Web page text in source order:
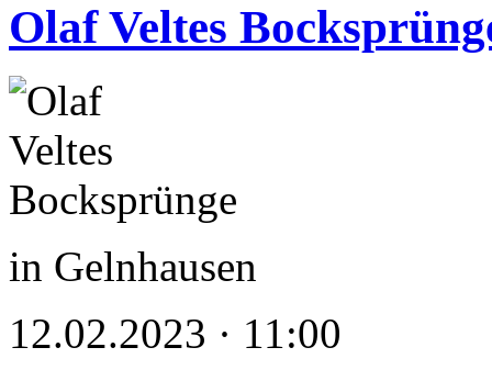
Olaf Veltes
in Gelnhausen
12.02.2023 · 11:00